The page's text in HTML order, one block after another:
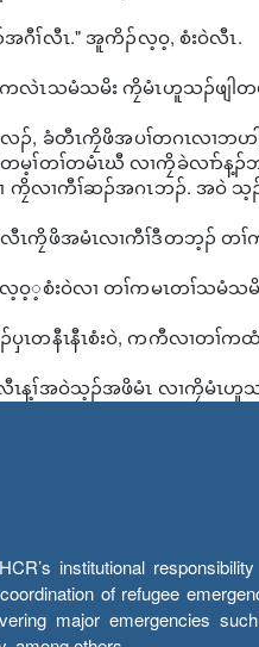
ဂီၢ်လီၤ." အူကိၣ်လ့ဝ့, စံးဝဲလီၤ.
ကလဲၤသမံသမိး ကၠိမံၤဟူသၣ်ဖျါ
, ခံတီၤကၠိဖိအပၢ်တဂၤလၢဘဟါ
ၢ်တၢ်တမံၤဃီ လၢကၠိခဲလၢာ်န့ၣ်ဘၣ်
ကၠိလၢကီၢ်ဆၣ်အဂၤဘၣ်. အဝဲ သ့
ၤကၠိဖိအမံၤလၢကီၢ်ဒီတဘ့ၣ် တၢ်က
စံးဝဲလၢ တၢ်ကမၤတၢ်သမံသမိ
ၤတနီၤနီၤစံးဝဲ, ကကီလၢတၢ်က
န့ၢ်အဝဲသ့ၣ်အဖိမံၤ လၢကၠိမံၤဟူသ
institutional
of refugee
major emergencies